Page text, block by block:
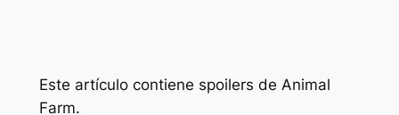
Este artículo contiene spoilers de Animal
Farm.